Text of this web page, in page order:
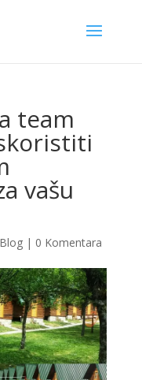
team
vašu
Blog| 0 Komentara